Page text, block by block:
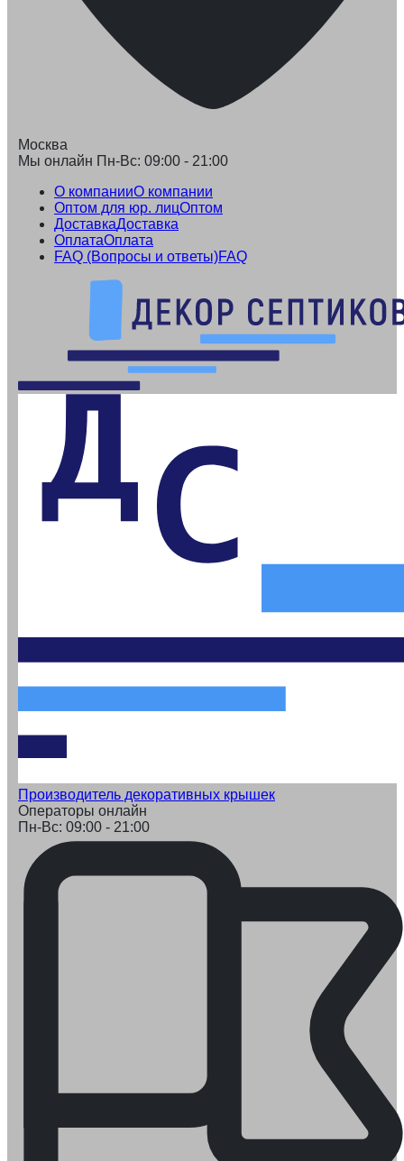
Москва
Мы онлайн Пн-Вс: 09:00 - 21:00
О компанииО компании
Оптом для юр. лицОптом
ДоставкаДоставка
ОплатаОплата
FAQ (Вопросы и ответы)FAQ
Производитель декоративных крышек
Операторы онлайн
Пн-Вс: 09:00 - 21:00